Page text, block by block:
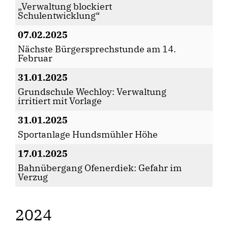
Verwaltung blockiert
Schulentwicklung“
07.02.2025
Nächste Bürgersprechstunde am 14.
Februar
31.01.2025
Grundschule Wechloy: Verwaltung
irritiert mit Vorlage
31.01.2025
Sportanlage Hundsmühler Höhe
17.01.2025
Bahnübergang Ofenerdiek: Gefahr im
Verzug
2024